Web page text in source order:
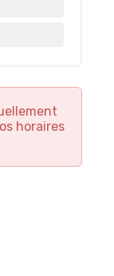
horaires